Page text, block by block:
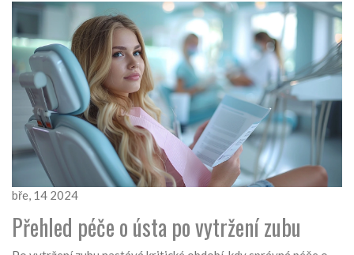
bře, 14 2024
Přehled péče o ústa po vytržení zubu